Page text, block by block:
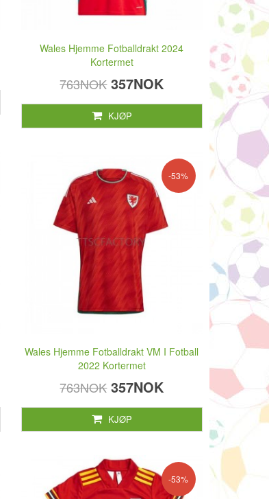
Wales Hjemme Fotballdrakt 2024
Kortermet
763NOK 357NOK
KJØP
-53%
Wales Hjemme Fotballdrakt VM I Fotball
2022 Kortermet
763NOK 357NOK
KJØP
-53%